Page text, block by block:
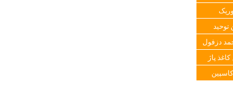
توحید
دزفول
پاژ